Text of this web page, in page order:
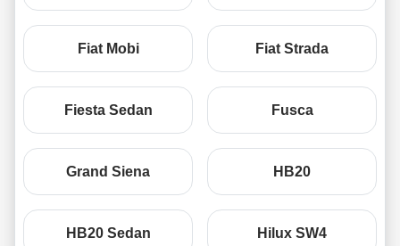
Fiat Mobi Fiat Strada
Fiesta Sedan Fusca
Grand Siena HB20
HB20 Sedan Hilux SW4